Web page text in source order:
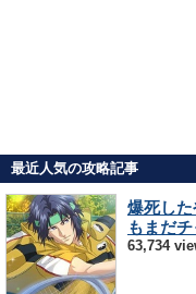
最近人気の攻略記事
爆死し
もまだ
63,734